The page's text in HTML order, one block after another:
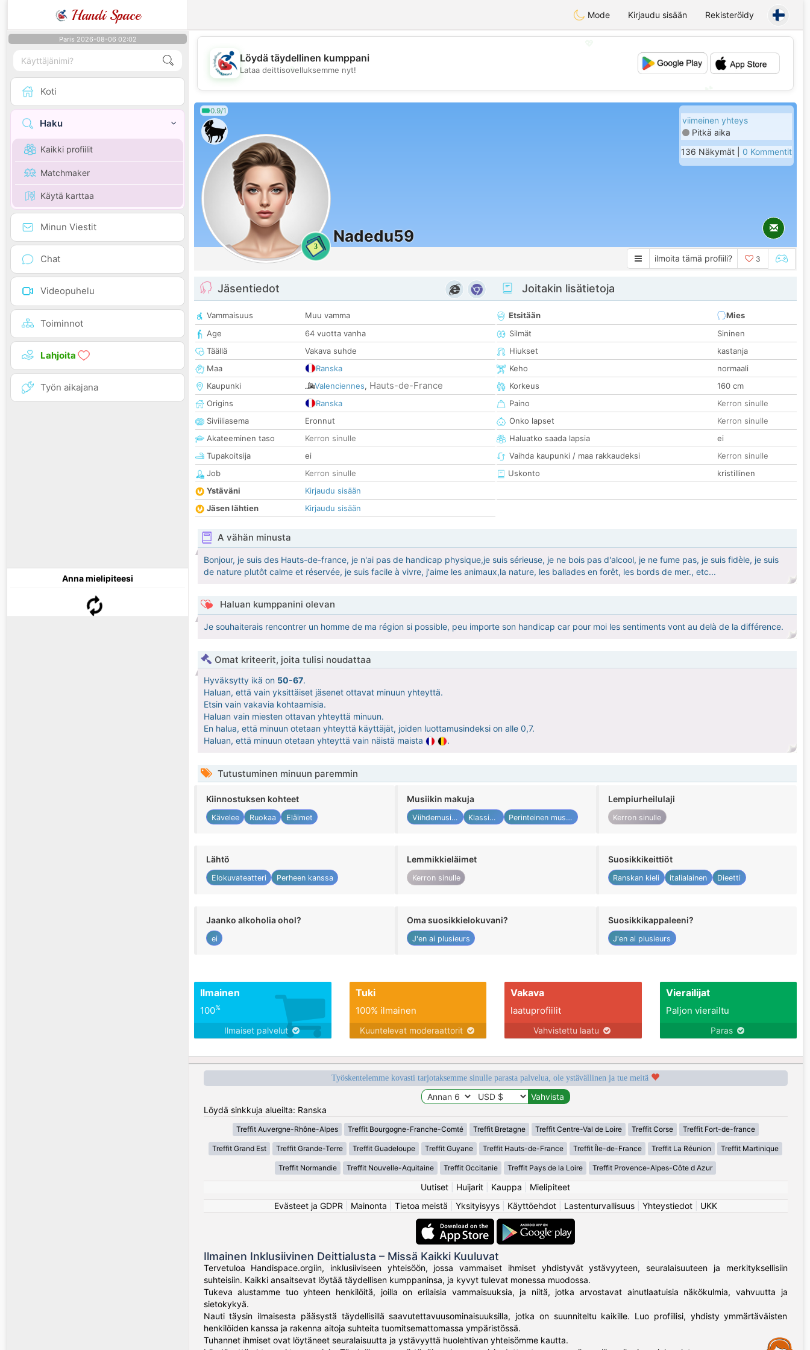
Handi Space Mode Kirjaudu sisään Rekisteröidy
Paris 2026-08-06 02:02
Koti
Haku
Kaikki profiilit
Matchmaker
Käytä karttaa
Minun Viestit
Chat
Videopuhelu
Toiminnot
Lahjoita
Työn aikajana
Anna mielipiteesi
💕
Löydä täydellinen kumppani
Lataa deittisovelluksemme nyt!
0.9/1
3
Nadedu59
viimeinen yhteys
Pitkä aika
136 Näkymät | 0 Kommentit
ilmoita tämä profiili? 3
Jäsentiedot
Vammaisuus
Muu vamma
Age
64 vuotta vanha
Täällä
Vakava suhde
Maa
Ranska
Kaupunki
Valenciennes, Hauts-de-France
Origins
Ranska
Siviiliasema
Eronnut
Akateeminen taso
Kerron sinulle
Tupakoitsija
ei
Job
Kerron sinulle
Ystäväni
Kirjaudu sisään
Jäsen lähtien
Kirjaudu sisään
Joitakin lisätietoja
Etsitään
Mies
Silmät
Sininen
Hiukset
kastanja
Keho
normaali
Korkeus
160 cm
Paino
Kerron sinulle
Onko lapset
Kerron sinulle
Haluatko saada lapsia
ei
Vaihda kaupunki / maa rakkaudeksi
Kerron sinulle
Uskonto
kristillinen
A vähän minusta
Bonjour, je suis des Hauts-de-france, je n'ai pas de handicap physique,je suis sérieuse, je ne bois pas d'alcool, je ne fume pas, je suis fidèle, je suis
de nature plutôt calme et réservée, je suis facile à vivre, j'aime les animaux,la nature, les ballades en forêt, les bords de mer., etc...
Haluan kumppanini olevan
Je souhaiterais rencontrer un homme de ma région si possible, peu importe son handicap car pour moi les sentiments vont au delà de la différence.
Omat kriteerit, joita tulisi noudattaa
Hyväksytty ikä on 50-67.
Haluan, että vain yksittäiset jäsenet ottavat minuun yhteyttä.
Etsin vain vakavia kohtaamisia.
Haluan vain miesten ottavan yhteyttä minuun.
En halua, että minuun otetaan yhteyttä käyttäjät, joiden luottamusindeksi on alle 0,7.
Haluan, että minuun otetaan yhteyttä vain näistä maista
.
Tutustuminen minuun paremmin
Kiinnostuksen kohteet
Kävelee Ruokaa Eläimet
Musiikin makuja
Viihdemusiikki Klassinen Perinteinen musiikki
Lempiurheilulaji
Kerron sinulle
Lähtö
Elokuvateatteri Perheen kanssa
Lemmikkieläimet
Kerron sinulle
Suosikkikeittiöt
Ranskan kieli italialainen Dieetti
Jaanko alkoholia ohol?
ei
Oma suosikkielokuvani?
J'en ai plusieurs
Suosikkikappaleeni?
J'en ai plusieurs
Ilmainen
100%
Ilmaiset palvelut
Tuki
100% ilmainen
Kuuntelevat moderaattorit
Vakava
laatuprofiilit
Vahvistettu laatu
Vierailijat
Paljon vierailtu
Paras
Työskentelemme kovasti tarjotaksemme sinulle parasta palvelua, ole ystävällinen ja tue meitä
Löydä sinkkuja alueilta: Ranska
Treffit Auvergne-Rhône-Alpes Treffit Bourgogne-Franche-Comté Treffit Bretagne Treffit Centre-Val de Loire Treffit Corse Treffit Fort-de-france
Treffit Grand Est Treffit Grande-Terre Treffit Guadeloupe Treffit Guyane Treffit Hauts-de-France Treffit Île-de-France Treffit La Réunion Treffit Martinique
Treffit Normandie Treffit Nouvelle-Aquitaine Treffit Occitanie Treffit Pays de la Loire Treffit Provence-Alpes-Côte d Azur
Uutiset Huijarit Kauppa
Mielipiteet
Evästeet ja GDPR
Mainonta Tietoa meistä Yksityisyys| Käyttöehdot| Lastenturvallisuus| Yhteystiedot| UKK
Ilmainen Inklusiivinen Deittialusta – Missä Kaikki Kuuluvat
Tervetuloa Handispace.orgiin, inklusiiviseen yhteisöön, jossa vammaiset ihmiset yhdistyvät ystävyyteen, seuralaisuuteen ja merkityksellisiin
suhteisiin. Kaikki ansaitsevat löytää täydellisen kumppaninsa, ja kyvyt tulevat monessa muodossa.
Tukeva alustamme tuo yhteen henkilöitä, joilla on erilaisia vammaisuuksia, ja niitä, jotka arvostavat ainutlaatuisia näkökulmia, vahvuutta ja
sietokykyä.
Nauti täysin ilmaisesta pääsystä täydellisillä saavutettavuusominaisuuksilla, jotka on suunniteltu kaikille. Luo profiilisi, yhdisty ymmärtäväisten
henkilöiden kanssa ja rakenna aitoja suhteita tuomitsemattomassa ympäristössä.
Tuhannet ihmiset ovat löytäneet seuralaisuutta ja ystävyyttä huolehtivan yhteisömme kautta.